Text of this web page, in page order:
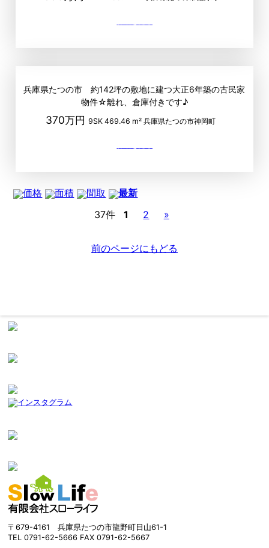
兵庫県たつの市 約142坪の敷地に建つ大正6年築の古民家
物件☆離れ、倉庫付きです♪
370万円9SK 469.46 m² 兵庫県たつの市神岡町
価格 面積 間取
最新
37件
1 2 »
前のページにもどる
〒679-4161 兵庫県たつの市龍野町日山61-1
TEL 0791-62-5666 FAX 0791-62-5667